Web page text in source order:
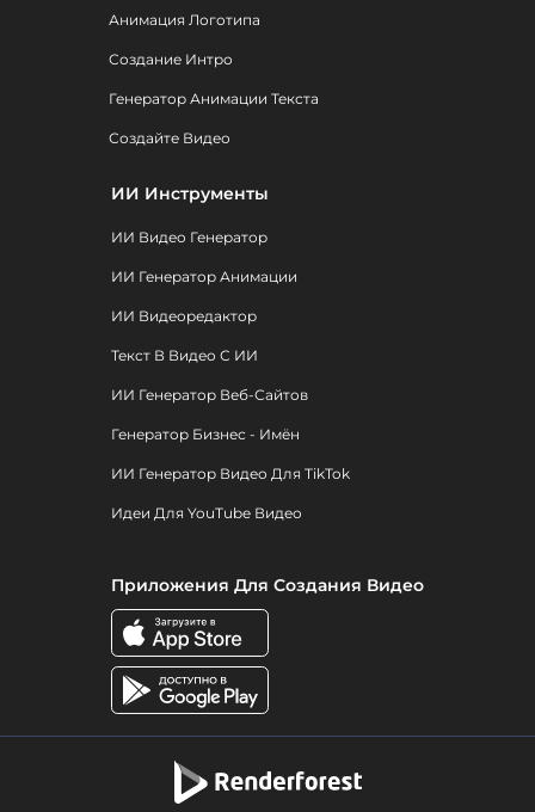
Анимация Логотипа
Создание Интро
Генератор Анимации Текста
Создайте Видео
ИИ Инструменты
ИИ Видео Генератор
ИИ Генератор Анимации
ИИ Видеоредактор
Текст В Видео С ИИ
ИИ Генератор Веб-Сайтов
Генератор Бизнес - Имён
ИИ Генератор Видео Для TikTok
Идеи Для YouTube Видео
Приложения Для Создания Видео